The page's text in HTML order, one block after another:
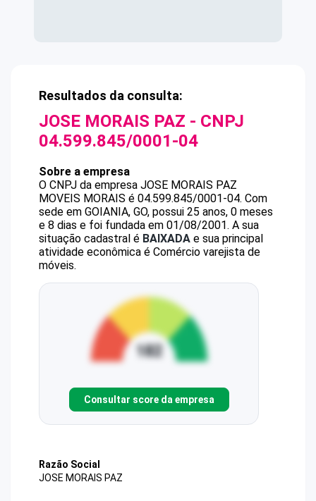
Resultados da consulta:
JOSE MORAIS PAZ - CNPJ
04.599.845/0001-04
Sobre a empresa
O CNPJ da empresa JOSE MORAIS PAZ
MOVEIS MORAIS é 04.599.845/0001-04. Com
sede em GOIANIA, GO, possui 25 anos, 0 meses
e 8 dias e foi fundada em 01/08/2001. A sua
situação cadastral é BAIXADA e sua principal
atividade econômica é Comércio varejista de
móveis.
Consultar score da empresa
Razão Social
JOSE MORAIS PAZ